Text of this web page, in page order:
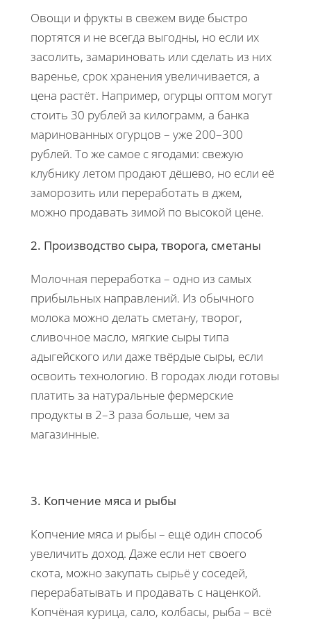
Овощи и фрукты в свежем виде быстро
портятся и не всегда выгодны, но если их
засолить, замариновать или сделать из них
варенье, срок хранения увеличивается, а
цена растёт. Например, огурцы оптом могут
стоить 30 рублей за килограмм, а банка
маринованных огурцов – уже 200–300
рублей. То же самое с ягодами: свежую
клубнику летом продают дёшево, но если её
заморозить или переработать в джем,
можно продавать зимой по высокой цене.
2. Производство сыра, творога, сметаны
Молочная переработка – одно из самых
прибыльных направлений. Из обычного
молока можно делать сметану, творог,
сливочное масло, мягкие сыры типа
адыгейского или даже твёрдые сыры, если
освоить технологию. В городах люди готовы
платить за натуральные фермерские
продукты в 2–3 раза больше, чем за
магазинные.
3. Копчение мяса и рыбы
Копчение мяса и рыбы – ещё один способ
увеличить доход. Даже если нет своего
скота, можно закупать сырьё у соседей,
перерабатывать и продавать с наценкой.
Копчёная курица, сало, колбасы, рыба – всё